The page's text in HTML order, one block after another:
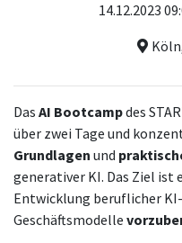
14.12.2023
Das AI Bootcampdes
über zwei Tage und
Grundlagen und
generativer KI. Das Ziel ist
Entwicklung beruflicher
Geschäftsmodelle